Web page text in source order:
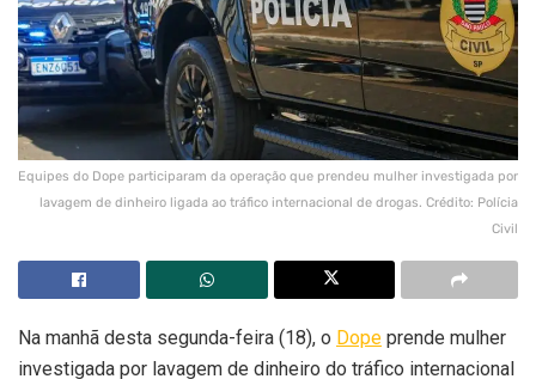
Equipes do Dope participaram da operação que prendeu mulher investigada por
lavagem de dinheiro ligada ao tráfico internacional de drogas. Crédito: Polícia
Civil
Na manhã desta segunda-feira (18), o Dope prende mulher
investigada por lavagem de dinheiro do tráfico internacional